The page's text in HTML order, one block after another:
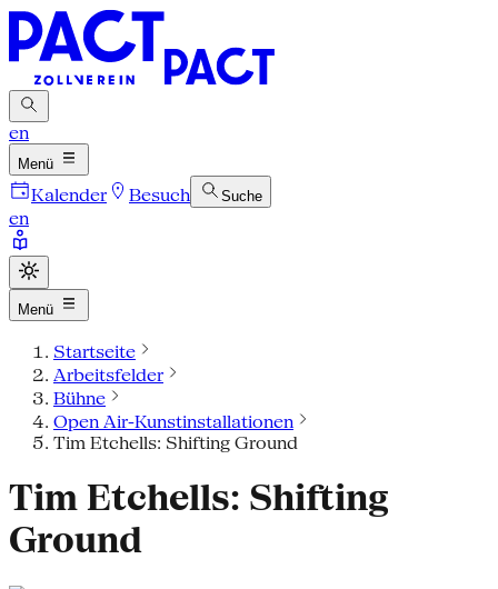
en
Menü
Kalender Besuch Suche
en
Menü
Startseite
Arbeitsfelder
Bühne
Open Air-Kunstinstallationen
Tim Etchells: Shifting Ground
Tim Etchells: Shifting
Ground